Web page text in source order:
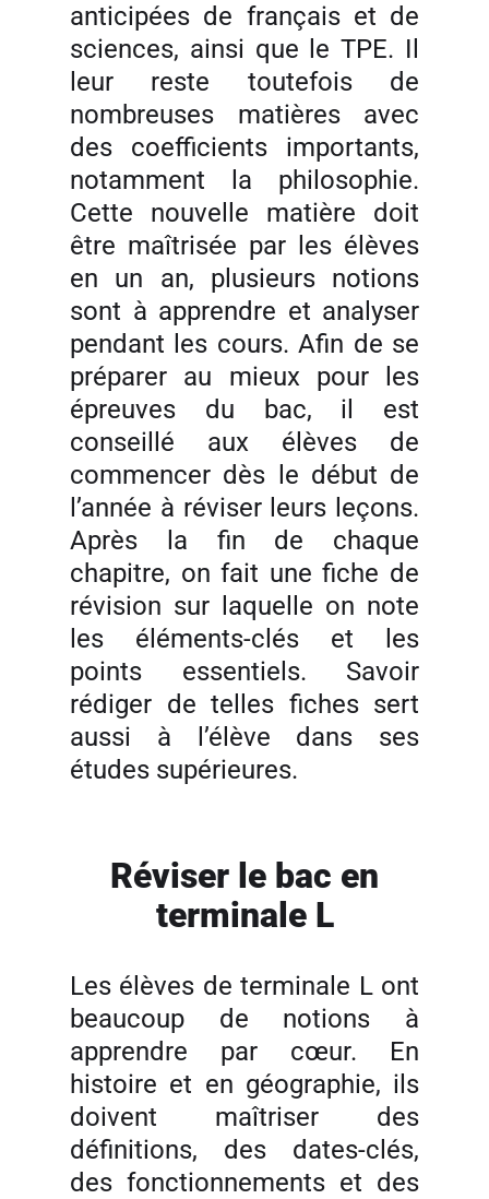
anticipées de français et de
sciences, ainsi que le TPE. Il
leur reste toutefois de
nombreuses matières avec
des coefficients importants,
notamment la philosophie.
Cette nouvelle matière doit
être maîtrisée par les élèves
en un an, plusieurs notions
sont à apprendre et analyser
pendant les cours. Afin de se
préparer au mieux pour les
épreuves du bac, il est
conseillé aux élèves de
commencer dès le début de
l’année à réviser leurs leçons.
Après la fin de chaque
chapitre, on fait une fiche de
révision sur laquelle on note
les éléments-clés et les
points essentiels. Savoir
rédiger de telles fiches sert
aussi à l’élève dans ses
études supérieures.
Réviser le bac en
terminale L
Les élèves de terminale L ont
beaucoup de notions à
apprendre par cœur. En
histoire et en géographie, ils
doivent maîtriser des
définitions, des dates-clés,
des fonctionnements et des